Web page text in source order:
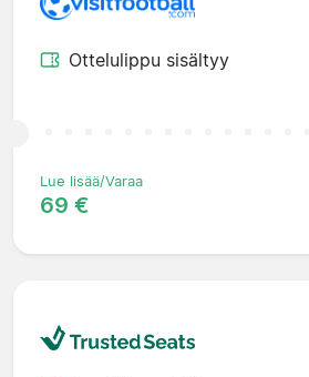
Ottelulippu sisältyy
Lue lisää/Varaa
69 €